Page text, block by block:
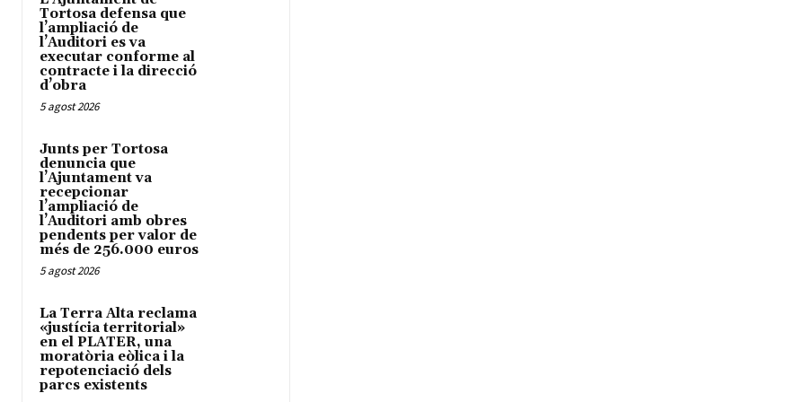
Tortosa defensa que
l’ampliació de
l’Auditori es va
executar conforme al
contracte i la direcció
d’obra
5 agost 2026
Junts per Tortosa
denuncia que
l’Ajuntament va
recepcionar
l’ampliació de
l’Auditori amb obres
pendents per valor de
més de 256.000 euros
5 agost 2026
La Terra Alta reclama
«justícia territorial»
en el PLATER, una
moratòria eòlica i la
repotenciació dels
parcs existents